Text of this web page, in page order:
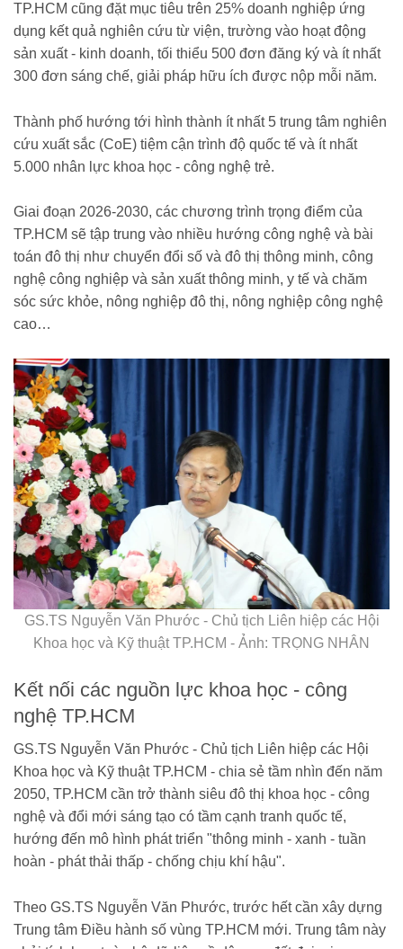
TP.HCM cũng đặt mục tiêu trên 25% doanh nghiệp ứng
dụng kết quả nghiên cứu từ viện, trường vào hoạt động
sản xuất - kinh doanh, tối thiểu 500 đơn đăng ký và ít nhất
300 đơn sáng chế, giải pháp hữu ích được nộp mỗi năm.
Thành phố hướng tới hình thành ít nhất 5 trung tâm nghiên
cứu xuất sắc (CoE) tiệm cận trình độ quốc tế và ít nhất
5.000 nhân lực khoa học - công nghệ trẻ.
Giai đoạn 2026-2030, các chương trình trọng điểm của
TP.HCM sẽ tập trung vào nhiều hướng công nghệ và bài
toán đô thị như chuyển đổi số và đô thị thông minh, công
nghệ công nghiệp và sản xuất thông minh, y tế và chăm
sóc sức khỏe, nông nghiệp đô thị, nông nghiệp công nghệ
cao…
GS.TS Nguyễn Văn Phước - Chủ tịch Liên hiệp các Hội
Khoa học và Kỹ thuật TP.HCM - Ảnh: TRỌNG NHÂN
Kết nối các nguồn lực khoa học - công
nghệ TP.HCM
GS.TS Nguyễn Văn Phước - Chủ tịch Liên hiệp các Hội
Khoa học và Kỹ thuật TP.HCM - chia sẻ tầm nhìn đến năm
2050, TP.HCM cần trở thành siêu đô thị khoa học - công
nghệ và đổi mới sáng tạo có tầm cạnh tranh quốc tế,
hướng đến mô hình phát triển "thông minh - xanh - tuần
hoàn - phát thải thấp - chống chịu khí hậu".
Theo GS.TS Nguyễn Văn Phước, trước hết cần xây dựng
Trung tâm Điều hành số vùng TP.HCM mới. Trung tâm này